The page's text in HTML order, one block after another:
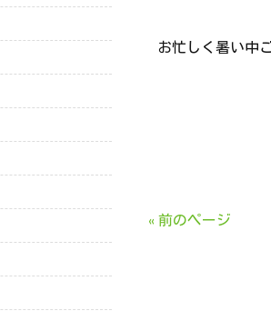
お忙しく暑い中
« 前のページ